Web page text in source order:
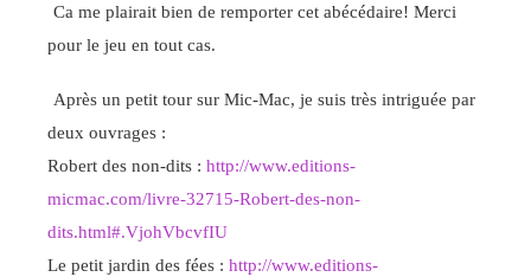
Ca me plairait bien de remporter cet abécédaire! Merci
pour le jeu en tout cas.
Après un petit tour sur Mic-Mac, je suis très intriguée par
deux ouvrages :
Robert des non-dits :http://www.editions-
micmac.com/livre-32715-Robert-des-non-
dits.html#.VjohVbcvfIU
Le petit jardin des fées :http://www.editions-